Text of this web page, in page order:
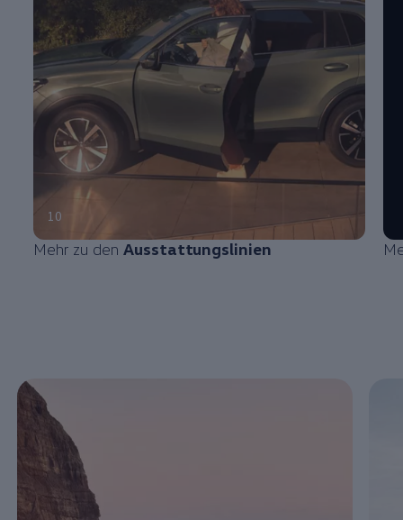
10
Mehr zu den Ausstattungslinien
Enable fullscreen mode